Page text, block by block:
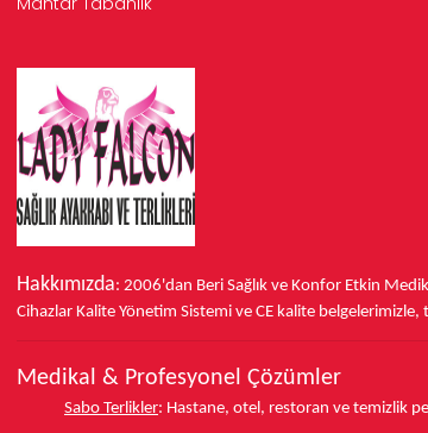
Hakkımızda: 2006'dan Beri Sağlık ve Konfor Etkin
Cihazlar Kalite Yönetim Sistemi ve CE kalite belgelerimizle,
Medikal & Profesyonel Çözümler
Sabo Terlikler: Hastane, otel, restoran ve temizlik